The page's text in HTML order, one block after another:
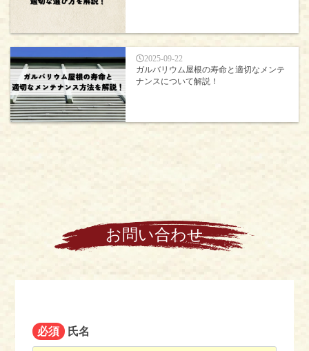
2025-09-22
ガルバリウム屋根の寿命と適切なメンテ
ナンスについて解説！
お問い合わせ
必須 氏名